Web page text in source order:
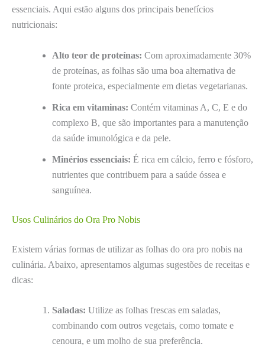
essenciais. Aqui estão alguns dos principais benefícios
nutricionais:
Alto teor de proteínas: Com aproximadamente 30%
de proteínas, as folhas são uma boa alternativa de
fonte proteica, especialmente em dietas vegetarianas.
Rica em vitaminas: Contém vitaminas A, C, E e do
complexo B, que são importantes para a manutenção
da saúde imunológica e da pele.
Minérios essenciais: É rica em cálcio, ferro e fósforo,
nutrientes que contribuem para a saúde óssea e
sanguínea.
Usos Culinários do Ora Pro Nobis
Existem várias formas de utilizar as folhas do ora pro nobis na
culinária. Abaixo, apresentamos algumas sugestões de receitas e
dicas:
Saladas: Utilize as folhas frescas em saladas,
combinando com outros vegetais, como tomate e
cenoura, e um molho de sua preferência.